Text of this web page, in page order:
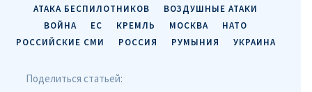
АТАКА БЕСПИЛОТНИКОВ
ВОЗДУШНЫЕ АТАКИ
ВОЙНА
ЕС КРЕМЛЬ МОСКВА
НАТО
РОССИЙСКИЕ СМИ
РОССИЯ РУМЫНИЯ УКРАИНА
Поделиться статьей: